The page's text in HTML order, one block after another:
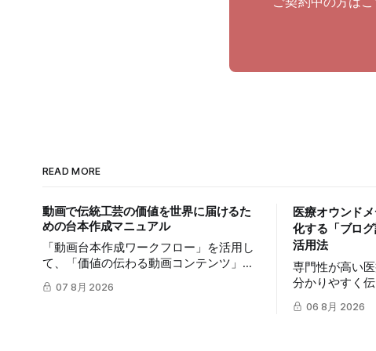
READ MORE
動画で伝統工芸の価値を世界に届けるた
めの台本作成マニュアル
「動画台本作成ワークフロー」を活用し
て、「価値の伝わる動画コンテンツ」を
制作する手順を解説します。TikTokや
Instagramリールを通じた、国内若年層お
07 8月 2026
医療オウンド
化する「ブロ
活用法
専門性が高い
分かりやすく
は、多くの時
は、
06 8月 2026